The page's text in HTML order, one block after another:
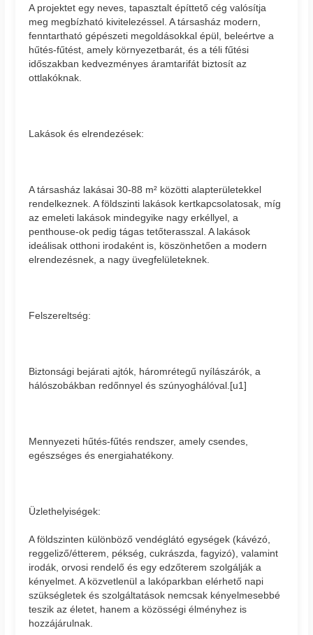
A projektet egy neves, tapasztalt építtető cég valósítja
meg megbízható kivitelezéssel. A társasház modern,
fenntartható gépészeti megoldásokkal épül, beleértve a
hűtés-fűtést, amely környezetbarát, és a téli fűtési
időszakban kedvezményes áramtarifát biztosít az
ottlakóknak.
Lakások és elrendezések:
A társasház lakásai 30-88 m² közötti alapterületekkel
rendelkeznek. A földszinti lakások kertkapcsolatosak, míg
az emeleti lakások mindegyike nagy erkéllyel, a
penthouse-ok pedig tágas tetőterasszal. A lakások
ideálisak otthoni irodaként is, köszönhetően a modern
elrendezésnek, a nagy üvegfelületeknek.
Felszereltség:
Biztonsági bejárati ajtók, háromrétegű nyílászárók, a
hálószobákban redőnnyel és szúnyoghálóval.[u1]
Mennyezeti hűtés-fűtés rendszer, amely csendes,
egészséges és energiahatékony.
Üzlethelyiségek:
A földszinten különböző vendéglátó egységek (kávézó,
reggeliző/étterem, pékség, cukrászda, fagyizó), valamint
irodák, orvosi rendelő és egy edzőterem szolgálják a
kényelmet. A közvetlenül a lakóparkban elérhető napi
szükségletek és szolgáltatások nemcsak kényelmesebbé
teszik az életet, hanem a közösségi élményhez is
hozzájárulnak.